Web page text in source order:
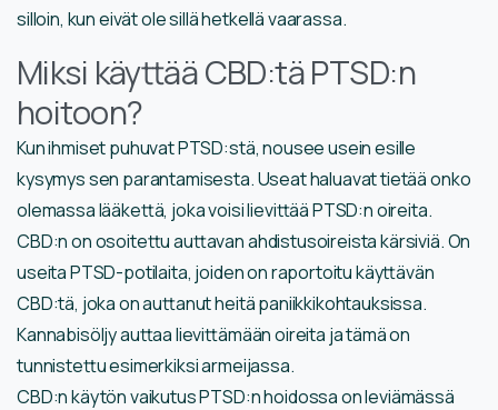
silloin, kun eivät ole sillä hetkellä vaarassa.
Miksi käyttää CBD:tä PTSD:n
hoitoon?
Kun ihmiset puhuvat PTSD:stä, nousee usein esille
kysymys sen parantamisesta. Useat haluavat tietää onko
olemassa lääkettä, joka voisi lievittää PTSD:n oireita.
CBD:n on osoitettu auttavan ahdistusoireista kärsiviä. On
useita PTSD-potilaita, joiden on raportoitu käyttävän
CBD:tä, joka on auttanut heitä paniikkikohtauksissa.
Kannabisöljy auttaa lievittämään oireita ja tämä on
tunnistettu esimerkiksi armeijassa.
CBD:n käytön vaikutus PTSD:n hoidossa on leviämässä